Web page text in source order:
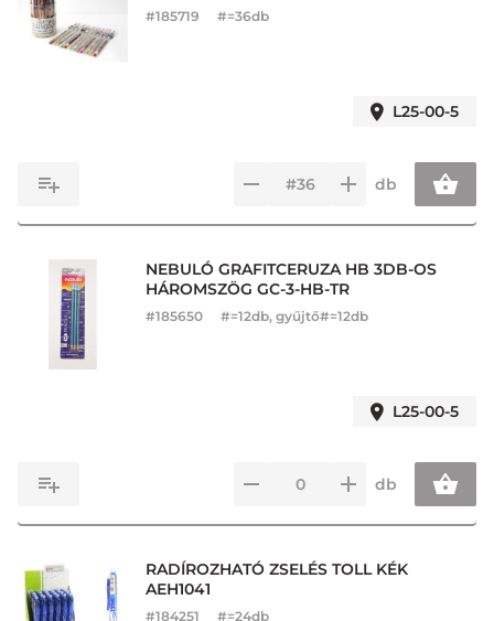
#185719 #=36db
L25-00-5
db
NEBULÓ GRAFITCERUZA HB 3DB-OS
HÁROMSZÖG GC-3-HB-TR
#185650 #=12db, gyűjtő#=12db
L25-00-5
db
RADÍROZHATÓ ZSELÉS TOLL KÉK
AEH1041
#184251 #=24db